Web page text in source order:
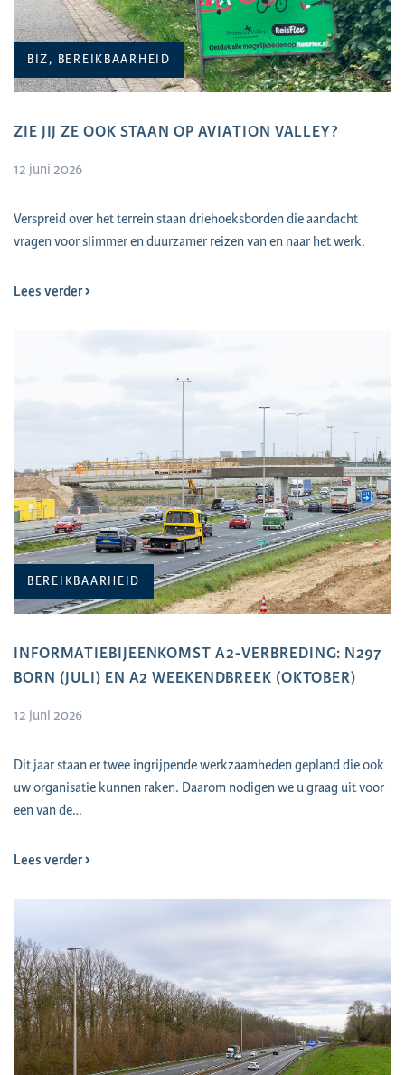
BIZ, BEREIKBAARHEID
ZIE JIJ ZE OOK STAAN OP AVIATION VALLEY?
12 juni 2026
Verspreid over het terrein staan driehoeksborden die aandacht
vragen voor slimmer en duurzamer reizen van en naar het werk.
Lees verder
BEREIKBAARHEID
INFORMATIEBIJEENKOMST A2-VERBREDING: N297
BORN (JULI) EN A2 WEEKENDBREEK (OKTOBER)
12 juni 2026
Dit jaar staan er twee ingrijpende werkzaamheden gepland die ook
uw organisatie kunnen raken. Daarom nodigen we u graag uit voor
een van de…
Lees verder